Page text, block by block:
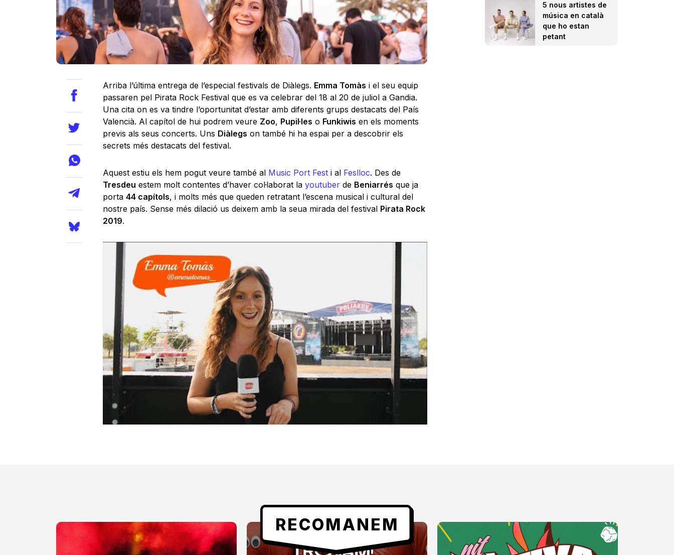
Arriba l’última entrega de l’especial festivals de Diàlegs. Emma Tomàs i el seu equip
passaren pel Pirata Rock Festival que es va celebrar del 18 al 20 de juliol a Gandia.
Una cita on es va tindre l’oportunitat d’estar amb diferents grups destacats del País
Valencià. Al capítol de hui podrem veure Zoo, Pupil·les o Funkiwis en els moments
previs als seus concerts. Uns Diàlegs on també hi ha espai per a descobrir els
secrets més destacats del festival.
Aquest estiu els hem pogut veure també al Music Port Festi al Feslloc. Des de
Tresdeu estem molt contentes d’haver col·laborat la youtuberde Beniarrés que ja
porta 44 capítols, i molts més que queden retratant l’escena musical i cultural del
nostre país. Sense més dilació us deixem amb la seua mirada del festival Pirata Rock
2019.
5 nous artistes de
música en català
que ho estan
petant
RECOMANEM